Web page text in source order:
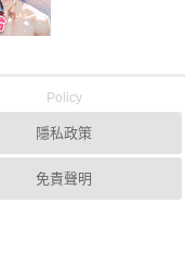
Policy
隱私政策
免責聲明